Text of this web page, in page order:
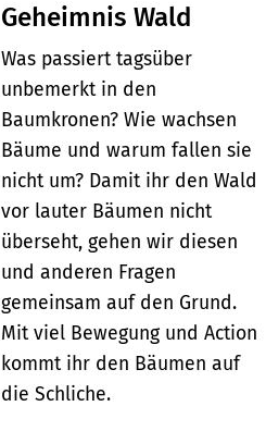
Geheimnis Wald
Was passiert tagsüber
unbemerkt in den
Baumkronen? Wie wachsen
Bäume und warum fallen sie
nicht um? Damit ihr den Wald
vor lauter Bäumen nicht
überseht, gehen wir diesen
und anderen Fragen
gemeinsam auf den Grund.
Mit viel Bewegung und Action
kommt ihr den Bäumen auf
die Schliche.